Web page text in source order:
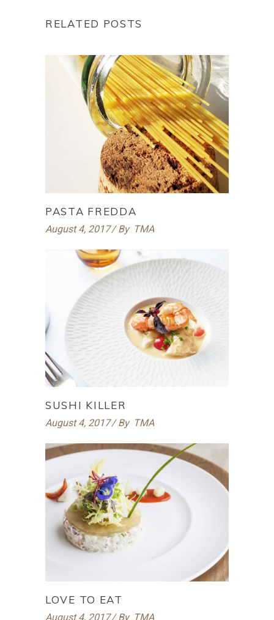
RELATED POSTS
PASTA FREDDA
August 4, 2017 By TMA
SUSHI KILLER
August 4, 2017 By TMA
LOVE TO EAT
August 4, 2017 By TMA